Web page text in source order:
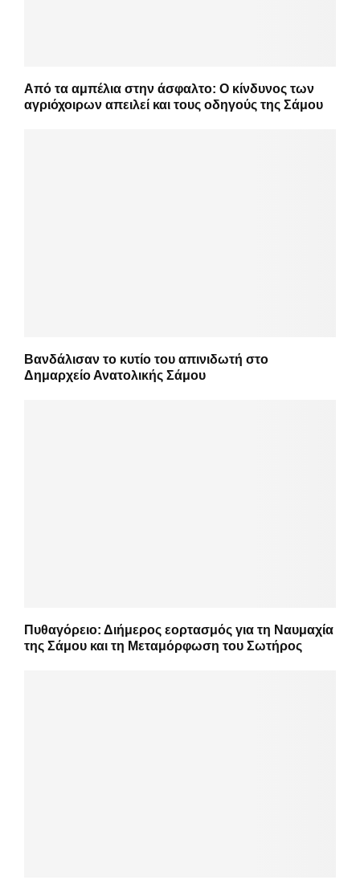
Από τα αμπέλια στην άσφαλτο: Ο κίνδυνος των
αγριόχοιρων απειλεί και τους οδηγούς της Σάμου
Βανδάλισαν το κυτίο του απινιδωτή στο
Δημαρχείο Ανατολικής Σάμου
Πυθαγόρειο: Διήμερος εορτασμός για τη Ναυμαχία
της Σάμου και τη Μεταμόρφωση του Σωτήρος